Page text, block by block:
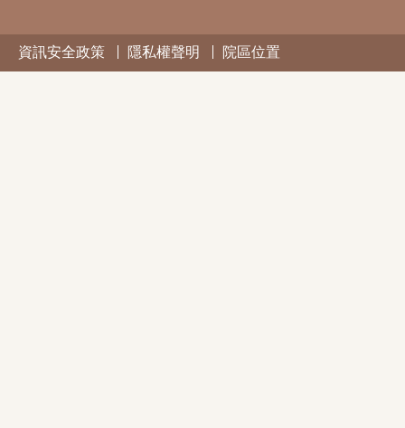
資訊安全政策 隱私權聲明 院區位置